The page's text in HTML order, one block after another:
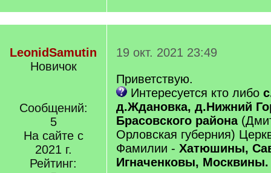
LeonidSamutin
Новичок
Сообщений:
5
На сайте с
2021 г.
Рейтинг:
19 окт. 2021 23:49
Приветствую.
Интересуется кто либо
д.Ждановка, д.Нижний
Брасовского района
Орловская губерния)
Фамилии - Хатюшины,
Игначенковы, Москвины.